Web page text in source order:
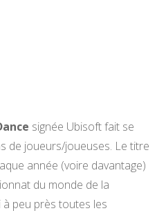
signée Ubisoft fait se
de joueurs/joueuses. Le titre
année (voire davantage)
du monde de la
à peu près toutes les